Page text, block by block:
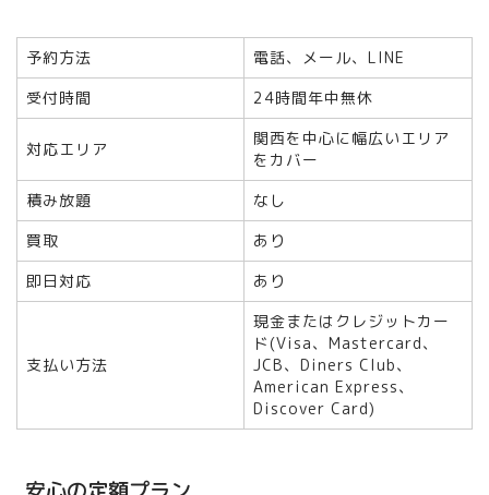
予約方法
電話、メール、LINE
受付時間
24時間年中無休
対応エリア
関西を中心に幅広いエリア
をカバー
積み放題
なし
買取
あり
即日対応
あり
支払い方法
現金またはクレジットカー
ド(Visa、Mastercard、
JCB、Diners Club、
American Express、
Discover Card)